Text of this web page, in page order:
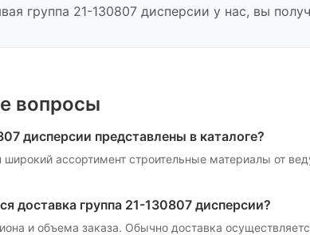
группа 21-130807 дисперсии у нас, вы
вопросы
дисперсии представлены в каталоге?
широкий ассортимент строительные материалы от
доставка группа 21-130807 дисперсии?
и объема заказа. Обычно доставка